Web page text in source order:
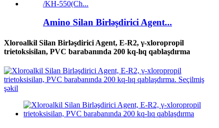
Amino Silan Birləşdirici Agent...
Xloroalkil Silan Birləşdirici Agent, E-R2, γ-xloropropil
trietoksisilan, PVC barabanında 200 kq-lıq qablaşdırma